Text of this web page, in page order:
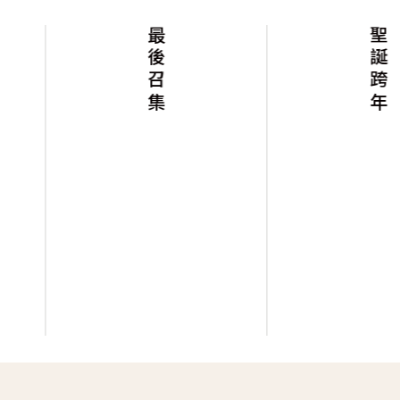
最後召集 聖誕跨年